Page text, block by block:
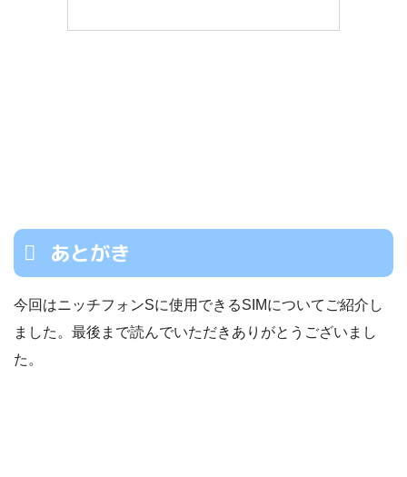
あとがき
今回はニッチフォンSに使用できるSIMについてご紹介し
ました。最後まで読んでいただきありがとうございまし
た。